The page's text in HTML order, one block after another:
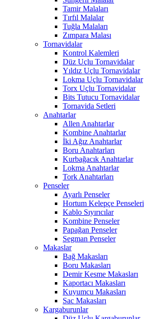
Tamir Malaları
Tırfıl Malalar
Tuğla Malaları
Zımpara Malası
Tornavidalar
Kontrol Kalemleri
Düz Uçlu Tornavidalar
Yıldız Uçlu Tornavidalar
Lokma Uçlu Tornavidalar
Torx Uçlu Tornavidalar
Bits Tutucu Tornavidalar
Tornavida Setleri
Anahtarlar
Allen Anahtarlar
Kombine Anahtarlar
İki Ağız Anahtarlar
Boru Anahtarları
Kurbağacık Anahtarlar
Lokma Anahtarlar
Tork Anahtarları
Penseler
Ayarlı Penseler
Hortum Kelepçe Penseleri
Kablo Sıyırıcılar
Kombine Penseler
Papağan Penseler
Segman Penseler
Makaslar
Bağ Makasları
Boru Makasları
Demir Kesme Makasları
Kaportacı Makasları
Kuyumcu Makasları
Sac Makasları
Kargaburunlar